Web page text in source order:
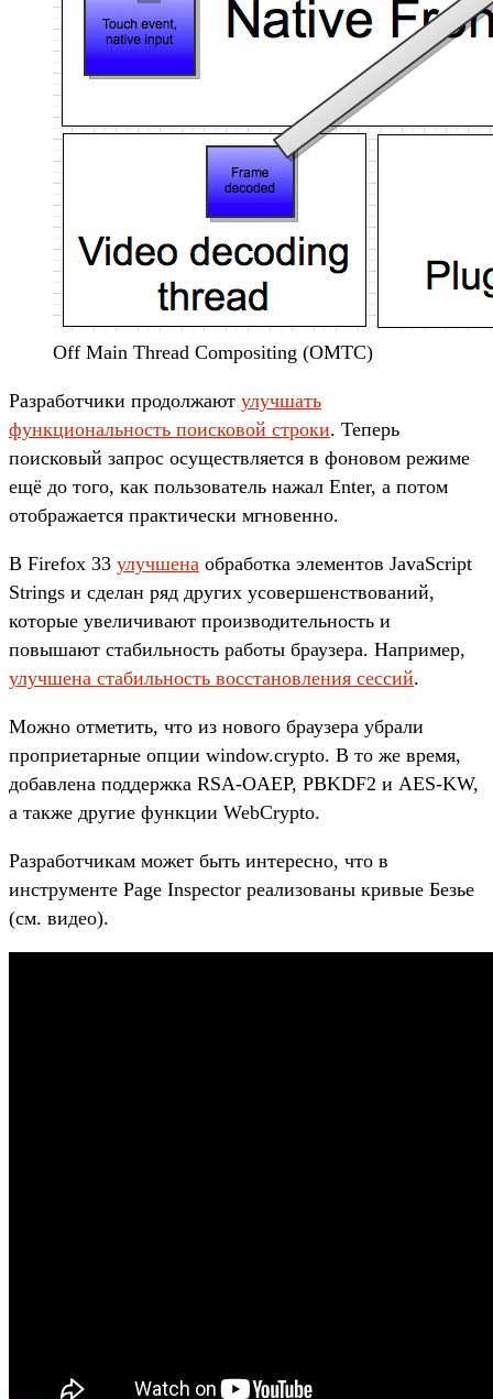
Off Main Thread Compositing (OMTC)
Разработчики продолжают улучшать
функциональность поисковой строки. Теперь
поисковый запрос осуществляется в фоновом режиме
ещё до того, как пользователь нажал Enter, а потом
отображается практически мгновенно.
В Firefox 33 улучшена обработка элементов JavaScript
Strings и сделан ряд других усовершенствований,
которые увеличивают производительность и
повышают стабильность работы браузера. Например,
улучшена стабильность восстановления сессий.
Можно отметить, что из нового браузера убрали
проприетарные опции window.crypto. В то же время,
добавлена поддержка RSA-OAEP, PBKDF2 и AES-KW,
а также другие функции WebCrypto.
Разработчикам может быть интересно, что в
инструменте Page Inspector реализованы кривые Безье
(см. видео).